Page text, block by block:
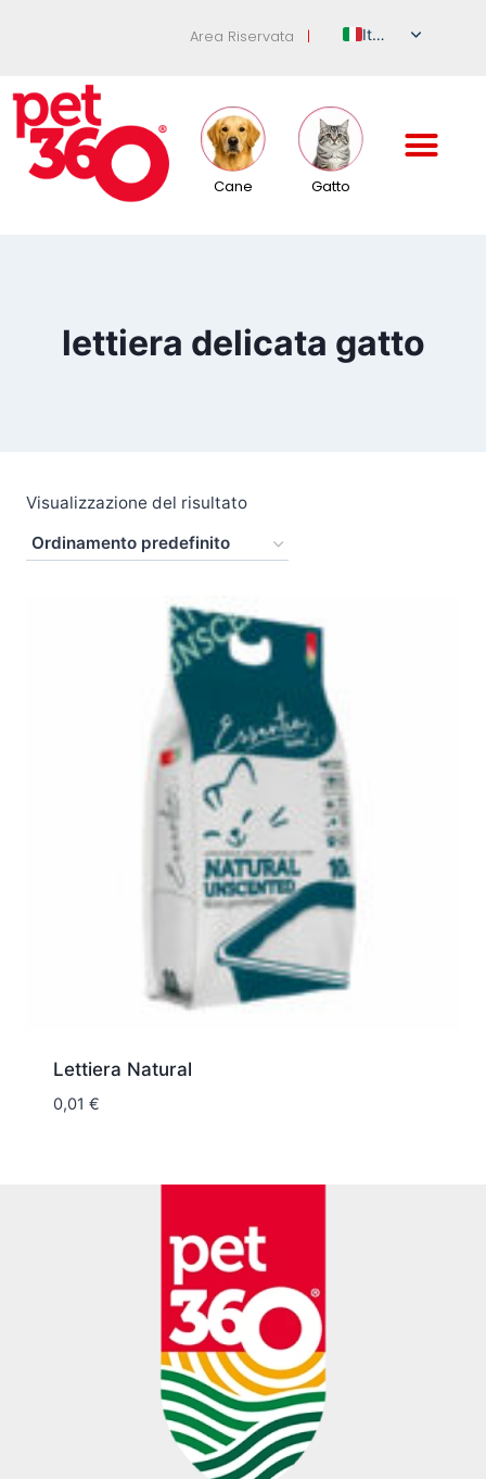
Area Riservata |
Italian
French
Cane Gatto
lettiera delicata gatto
Visualizzazione del risultato
Lettiera Natural
0,01 €